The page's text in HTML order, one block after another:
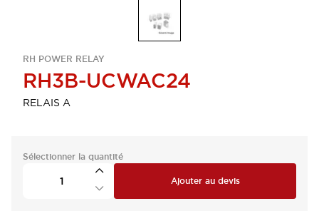
RH POWER RELAY
RH3B-UCWAC24
RELAIS A
Sélectionner la quantité
Ajouter au devis